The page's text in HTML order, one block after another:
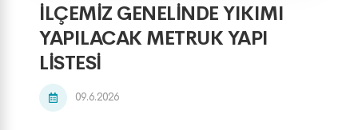
İLÇEMİZ GENELİNDE YIKIMI
YAPILACAK METRUK YAPI
LİSTESİ
09.6.2026